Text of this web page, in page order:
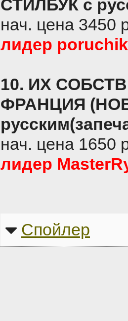
СТИЛБУК с
нач. цена 3450
лидер
10. ИХ
ФРАНЦИЯ
нач. цена 1650
лидер
Спойлер